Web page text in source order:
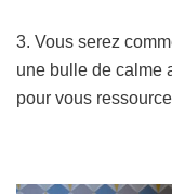
3. Vous serez
une bulle de calme
pour vous